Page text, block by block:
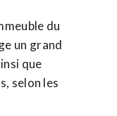
du
un grand
que
selon les